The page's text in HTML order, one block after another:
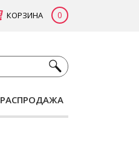
КОРЗИНА 0
РАСПРОДАЖА